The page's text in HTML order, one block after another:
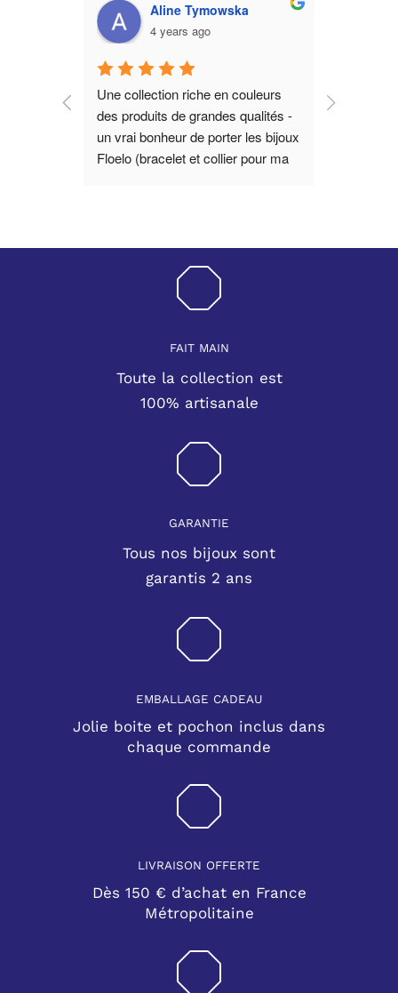
Aline Tymowska
4 years ago
Une collection riche en couleurs
des produits de grandes qualités -
un vrai bonheur de porter les bijoux
Floelo (bracelet et collier pour ma
FAIT MAIN
Toute la collection est
100% artisanale
GARANTIE
Tous nos bijoux sont
garantis 2 ans
EMBALLAGE CADEAU
Jolie boite et pochon inclus dans
chaque commande
LIVRAISON OFFERTE
Dès 150 € d’achat en France
Métropolitaine